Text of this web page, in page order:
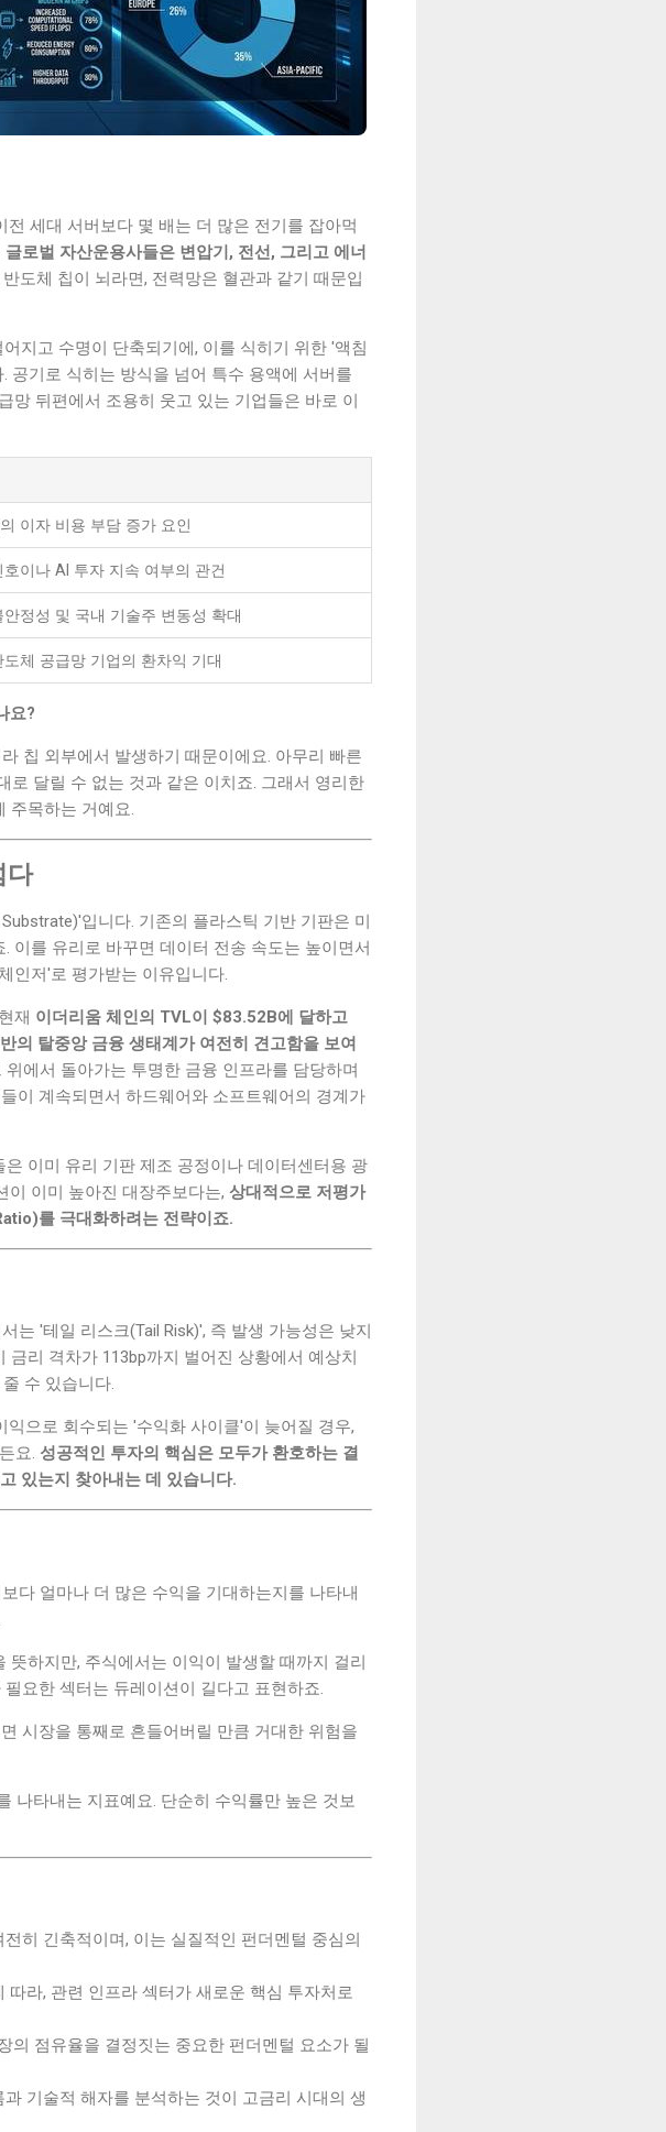
세대 서버보다 몇 배는 더 많은 전기를 잡아먹
글로벌 자산운용사들은 변압기, 전선, 그리고 에너
반도체 칩이 뇌라면, 전력망은 혈관과 같기 때문입
지고 수명이 단축되기에, 이를 식히기 위한 '액침
공기로 식히는 방식을 넘어 특수 용액에 서버를
망 뒤편에서 조용히 웃고 있는 기업들은 바로 이
이자 비용 부담 증가 요인
이나 AI 투자 지속 여부의 관건
안정성 및 국내 기술주 변동성 확대
체 공급망 기업의 환차익 기대
요?
칩 외부에서 발생하기 때문이에요. 아무리 빠른
달릴 수 없는 것과 같은 이치죠. 그래서 영리한
목하는 거예요.
다
입니다. 기존의 플라스틱 기반 기판은 미
이를 유리로 바꾸면 데이터 전송 속도는 높이면서
인저'로 평가받는 이유입니다.
재 이더리움 체인의 TVL이 $83.52B에 달하고
의 탈중앙 금융 생태계가 여전히 견고함을 보여
에서 돌아가는 투명한 금융 인프라를 담당하며
이 계속되면서 하드웨어와 소프트웨어의 경계가
이미 유리 기판 제조 공정이나 데이터센터용 광
이 이미 높아진 대장주보다는, 상대적으로 저평가
를 극대화하려는 전략이죠.
는 '테일 리스크(Tail Risk)', 즉 발생 가능성은 낮지
리 격차가 113bp까지 벌어진 상황에서 예상치
수 있습니다.
으로 회수되는 '수익화 사이클'이 늦어질 경우,
요. 성공적인 투자의 핵심은 모두가 환호하는 결
있는지 찾아내는 데 있습니다.
다 얼마나 더 많은 수익을 기대하는지를 나타내
하지만, 주식에서는 이익이 발생할 때까지 걸리
요한 섹터는 듀레이션이 길다고 표현하죠.
시장을 통째로 흔들어버릴 만큼 거대한 위험을
나타내는 지표예요. 단순히 수익률만 높은 것보
히 긴축적이며, 이는 실질적인 펀더멘털 중심의
라, 관련 인프라 섹터가 새로운 핵심 투자처로
의 점유율을 결정짓는 중요한 펀더멘털 요소가 될
기술적 해자를 분석하는 것이 고금리 시대의 생